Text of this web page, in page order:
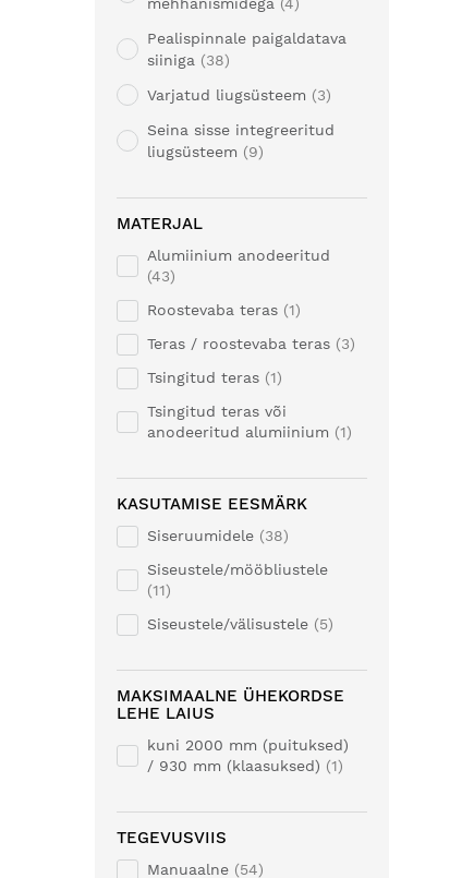
Pealispinnale paigaldatava
siiniga
38
Varjatud liugsüsteem
3
Seina sisse integreeritud
liugsüsteem
9
MATERJAL
Alumiinium anodeeritud
43
Roostevaba teras
1
Teras / roostevaba teras
3
Tsingitud teras
1
Tsingitud teras või
anodeeritud alumiinium
1
KASUTAMISE EESMÄRK
Siseruumidele
38
Siseustele/mööbliustele
11
Siseustele/välisustele
5
MAKSIMAALNE ÜHEKORDSE
LEHE LAIUS
kuni 2000 mm (puituksed)
/ 930 mm (klaasuksed)
1
TEGEVUSVIIS
Manuaalne 54